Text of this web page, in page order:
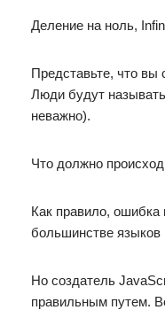
Деление на ноль,
Представьте, что вы
Люди будут
неважно).
Что должно
Как правило, ошибка
большинстве языков
Но создатель
правильным путем.